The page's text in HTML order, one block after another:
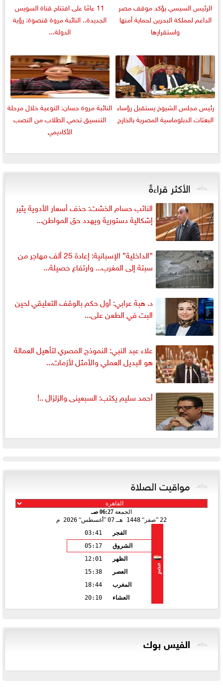
الرئيس السيسي يؤكد موقف مصر
الداعم لمملكة البحرين لحماية أمنها
واستقرارها
11 عامًا على افتتاح قناة السويس
الجديدة.. النائبة مروة قنصوة: رؤية
الدولة...
رئيس مجلس الشيوخ يستقبل رؤساء
البعثات الدبلوماسية المصرية بالخارج
النائبة مروة حسان: التوعية خلال مرحلة
التنسيق تحمي الطلاب من النصب
الأكاديمي
الأكثر قراءةً
النائب حسام الخشت: حذف أسعار الأدوية يثير
إشكالية دستورية ويهدد حق المواطن...
”الداخلية” الإسبانية: إعادة 25 ألف مهاجر من
سبتة إلى المغرب... وارتفاع حصيلة...
د. هبة عرابي: أول حكم بالوقف التعليقي لحين
البت في الطعن على...
علاء عبد النبي: النموذج المصري لتأهيل العمالة
هو البديل العملي والأمثل لأزمات...
أحمد سليم يكتب: السبعينى والزلزال ..!
مواقيت الصلاة
الجمعة 06:27 صـ
22 صفر 1448 هـ 07 أغسطس 2026 م
مصر
الفجر
03:41
الشروق
05:17
الظهر
12:01
العصر
15:38
المغرب
18:44
العشاء
20:10
الفيس بوك